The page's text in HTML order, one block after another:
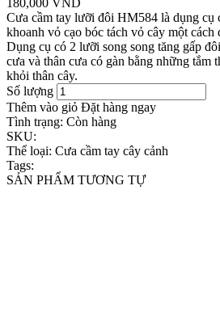
Cưa cầm tay lưỡi đôi HM584 là dụng cụ
khoanh vỏ cạo bóc tách vỏ cây một cách
Dụng cụ có 2 lưỡi song song tăng gấp
cưa và thân cưa có gàn bằng những tắm
khỏi thân cây.
Số lượng
Thêm vào giỏ Đặt hàng ngay
Tình trạng: Còn hàng
SKU:
Thể loại: Cưa cầm tay cây cảnh
Tags:
SẢN PHẨM TƯƠNG TỰ